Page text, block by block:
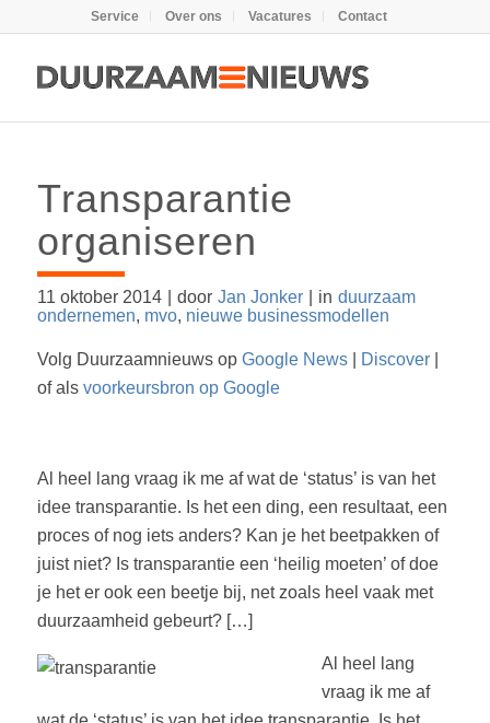
Service Over ons Vacatures Contact
Transparantie
organiseren
11 oktober 2014 door Jan Jonker in duurzaam
ondernemen, mvo, nieuwe businessmodellen
Volg Duurzaamnieuws op Google News| Discover|
of als voorkeursbron op Google
Al heel lang vraag ik me af wat de ‘status’ is van het
idee transparantie. Is het een ding, een resultaat, een
proces of nog iets anders? Kan je het beetpakken of
juist niet? Is transparantie een ‘heilig moeten’ of doe
je het er ook een beetje bij, net zoals heel vaak met
duurzaamheid gebeurt? […]
Al heel lang
vraag ik me af